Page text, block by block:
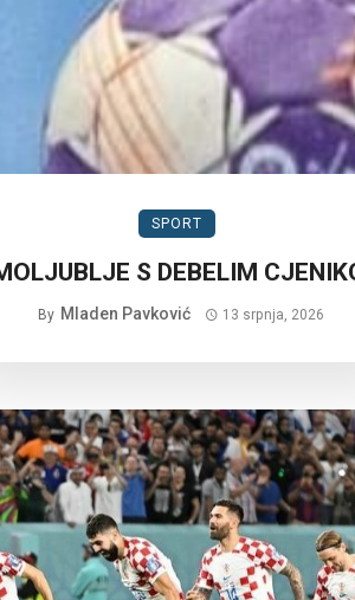
SPORT
S DEBELIM
By Mladen Pavković 13 srpnja, 2026